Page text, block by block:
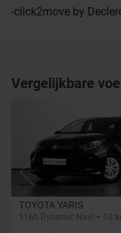
-click2move by
Vergelijkbare
TOYOTA YARIS